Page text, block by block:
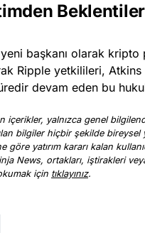
başkanı olarak kripto
Ripple yetkilileri,
devam eden bu
içerikler, yalnızca genel
bilgiler hiçbir şekilde bireysel
yatırım kararı kalan
News, ortakları, iştirakleri
okumak için tıklayınız.